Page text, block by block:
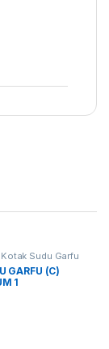
Kotak Sudu Garfu
GARFU (C)
1